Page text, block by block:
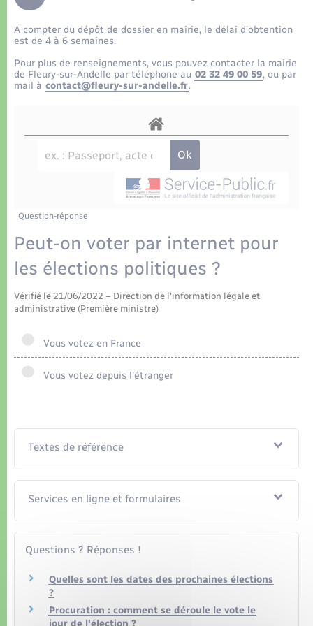
Eau - Assainissement
Transports
Transports scolaires
Logement - Urbanisme
Loisirs
Nouvel habitant
Numérique
Organisation d’événement
Sécurité - Prévention
Voirie et espace public
Travaux - Autorisation d’occupation de l’espace
public
Plan interactif
Présentation de la commune
La Communauté de communes
A compter du dépôt de dossier en mairie, le délai d’obtention
est de 4 à 6 semaines.
Pour plus de renseignements, vous pouvez contacter la mairie
de Fleury-sur-Andelle par téléphone au 02 32 49 00 59, ou par
mail à contact@fleury-sur-andelle.fr.
Question-réponse
Peut-on voter par internet pour
les élections politiques ?
Vérifié le 21/06/2022 – Direction de l'information légale et
administrative (Première ministre)
Vous votez en France
Vous votez depuis l'étranger
Textes de référence
Services en ligne et formulaires
Questions ? Réponses !
Quelles sont les dates des prochaines élections
?
Procuration : comment se déroule le vote le
jour de l'élection ?